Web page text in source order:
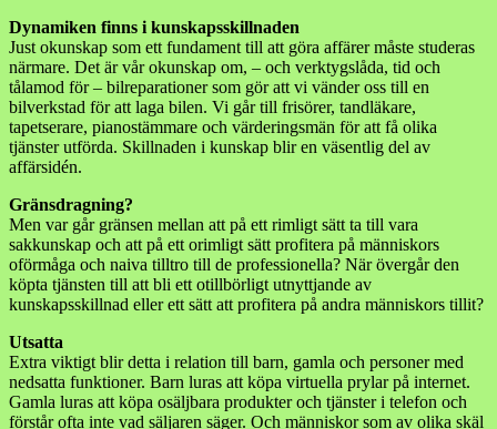
Dynamiken finns i kunskapsskillnaden
Just okunskap som ett fundament till att göra affärer måste studeras
närmare. Det är vår okunskap om, – och verktygslåda, tid och
tålamod för – bilreparationer som gör att vi vänder oss till en
bilverkstad för att laga bilen. Vi går till frisörer, tandläkare,
tapetserare, pianostämmare och värderingsmän för att få olika
tjänster utförda. Skillnaden i kunskap blir en väsentlig del av
affärsidén.
Gränsdragning?
Men var går gränsen mellan att på ett rimligt sätt ta till vara
sakkunskap och att på ett orimligt sätt profitera på människors
oförmåga och naiva tilltro till de professionella? När övergår den
köpta tjänsten till att bli ett otillbörligt utnyttjande av
kunskapsskillnad eller ett sätt att profitera på andra människors tillit?
Utsatta
Extra viktigt blir detta i relation till barn, gamla och personer med
nedsatta funktioner. Barn luras att köpa virtuella prylar på internet.
Gamla luras att köpa osäljbara produkter och tjänster i telefon och
förstår ofta inte vad säljaren säger. Och människor som av olika skäl